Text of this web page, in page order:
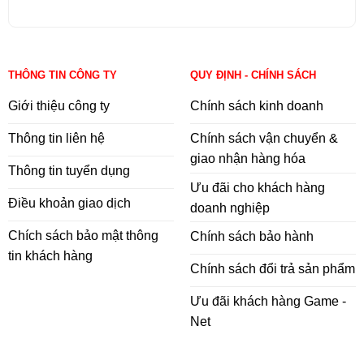
THÔNG TIN CÔNG TY
Giới thiệu công ty
Thông tin liên hệ
Thông tin tuyển dụng
Điều khoản giao dịch
Chích sách bảo mật thông
tin khách hàng
QUY ĐỊNH - CHÍNH SÁCH
Chính sách kinh doanh
Chính sách vận chuyển &
giao nhận hàng hóa
Ưu đãi cho khách hàng
doanh nghiệp
Chính sách bảo hành
Chính sách đổi trả sản phẩm
Ưu đãi khách hàng Game -
Net